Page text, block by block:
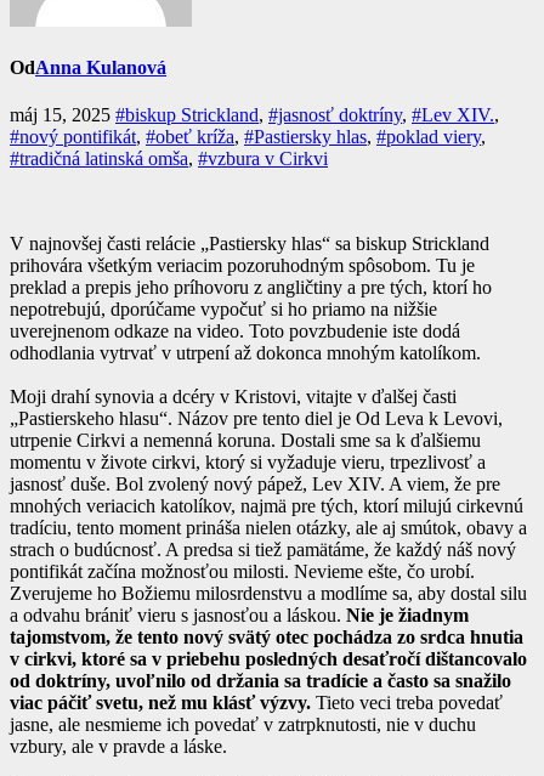
OdAnna Kulanová
máj 15, 2025 #biskup Strickland, #jasnosť doktríny, #Lev XIV.,
#nový pontifikát, #obeť kríža, #Pastiersky hlas, #poklad viery,
#tradičná latinská omša, #vzbura v Cirkvi
V najnovšej časti relácie „Pastiersky hlas“ sa biskup Strickland
prihovára všetkým veriacim pozoruhodným spôsobom. Tu je
preklad a prepis jeho príhovoru z angličtiny a pre tých, ktorí ho
nepotrebujú, dporúčame vypočuť si ho priamo na nižšie
uverejnenom odkaze na video. Toto povzbudenie iste dodá
odhodlania vytrvať v utrpení až dokonca mnohým katolíkom.
Moji drahí synovia a dcéry v Kristovi, vitajte v ďalšej časti
„Pastierskeho hlasu“. Názov pre tento diel je Od Leva k Levovi,
utrpenie Cirkvi a nemenná koruna. Dostali sme sa k ďalšiemu
momentu v živote cirkvi, ktorý si vyžaduje vieru, trpezlivosť a
jasnosť duše. Bol zvolený nový pápež, Lev XIV. A viem, že pre
mnohých veriacich katolíkov, najmä pre tých, ktorí milujú cirkevnú
tradíciu, tento moment prináša nielen otázky, ale aj smútok, obavy a
strach o budúcnosť. A predsa si tiež pamätáme, že každý náš nový
pontifikát začína možnosťou milosti. Nevieme ešte, čo urobí.
Zverujeme ho Božiemu milosrdenstvu a modlíme sa, aby dostal silu
a odvahu brániť vieru s jasnosťou a láskou. Nie je žiadnym
tajomstvom, že tento nový svätý otec pochádza zo srdca hnutia
v cirkvi, ktoré sa v priebehu posledných desaťročí dištancovalo
od doktríny, uvoľnilo od držania sa tradície a často sa snažilo
viac páčiť svetu, než mu klásť výzvy. Tieto veci treba povedať
jasne, ale nesmieme ich povedať v zatrpknutosti, nie v duchu
vzbury, ale v pravde a láske.